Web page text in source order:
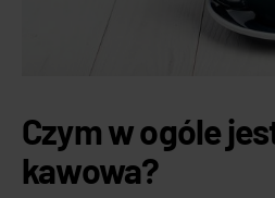
Czym w ogóle
kawowa?